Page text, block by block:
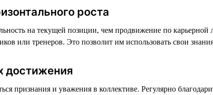
роста
на текущей позиции, чем продвижение по
или тренеров. Это позволит им использовать свои
достижения
признания и уважения в коллективе. Регулярно